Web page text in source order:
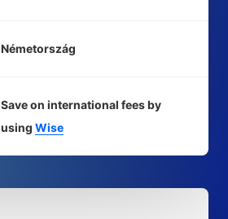
Németország
Save on international fees by
using Wise